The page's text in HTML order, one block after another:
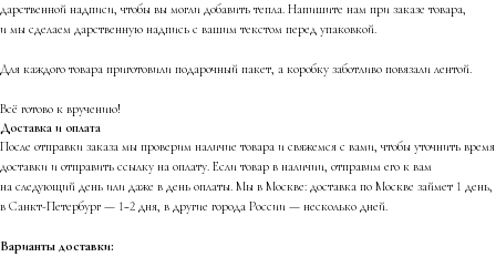
дарственной надписи, чтобы вы могли добавить тепла. Напишите нам при заказе товара,
и мы сделаем дарственную надпись с вашим текстом перед упаковкой.
Для каждого товара приготовили подарочный пакет, а коробку заботливо повязали лентой.
Всё готово к вручению!
Доставка и оплата
После отправки заказа мы проверим наличие товара и свяжемся с вами, чтобы уточнить время
доставки и отправить ссылку на оплату. Если товар в наличии, отправим его к вам
на следующий день или даже в день оплаты. Мы в Москве: доставка по Москве займет 1 день,
в Санкт-Петербург — 1−2 дня, в другие города России — несколько дней.
Варианты доставки: